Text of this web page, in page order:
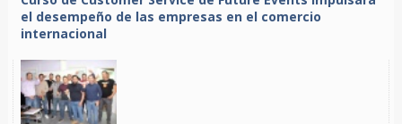
el desempeño de las empresas en el comercio
internacional